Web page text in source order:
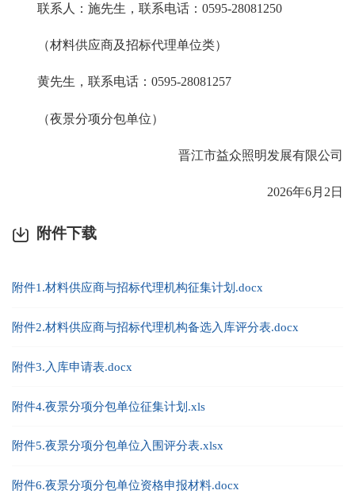
联系人：施先生，联系电话：0595-28081250
（材料供应商及招标代理单位类）
黄先生，联系电话：0595-28081257
（夜景分项分包单位）
晋江市益众照明发展有限公司
2026年6月2日
附件下载
附件1.材料供应商与招标代理机构征集计划.docx
附件2.材料供应商与招标代理机构备选入库评分表.docx
附件3.入库申请表.docx
附件4.夜景分项分包单位征集计划.xls
附件5.夜景分项分包单位入围评分表.xlsx
附件6.夜景分项分包单位资格申报材料.docx